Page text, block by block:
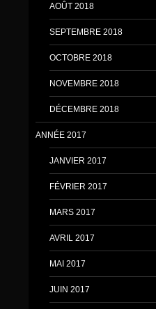
AOÛT 2018
SEPTEMBRE 2018
OCTOBRE 2018
NOVEMBRE 2018
DÉCEMBRE 2018
ANNÉE 2017
JANVIER 2017
FÉVRIER 2017
MARS 2017
AVRIL 2017
MAI 2017
JUIN 2017